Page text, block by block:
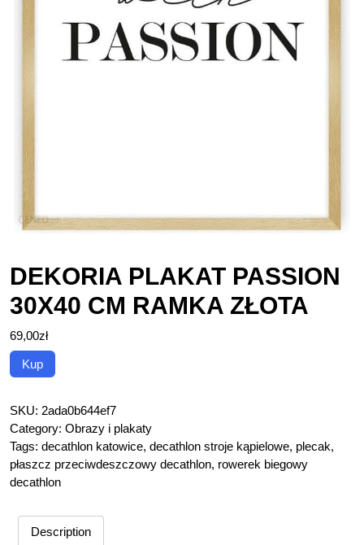
DEKORIA PLAKAT PASSION
30X40 CM RAMKA ZŁOTA
69,00zł
Kup
SKU: 2ada0b644ef7
Category: Obrazy i plakaty
Tags: decathlon katowice, decathlon stroje kąpielowe, plecak,
płaszcz przeciwdeszczowy decathlon, rowerek biegowy
decathlon
Description